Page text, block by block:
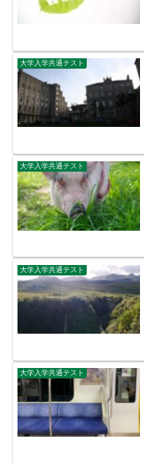
大学入学共通テスト
大学入学共通テスト
大学入学共通テスト
大学入学共通テスト